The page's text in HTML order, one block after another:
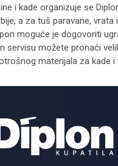
i kade organizuje se
a za tuš paravane, vrata
moguće je dogovoriti
servisu možete pronaći
materijala za kade i